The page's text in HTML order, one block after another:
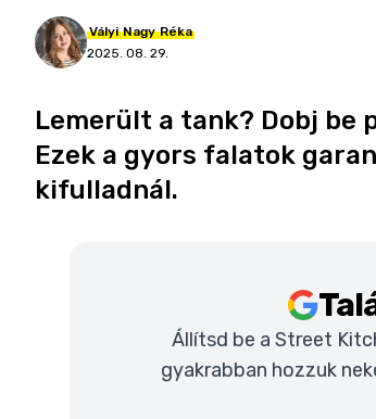
Vályi Nagy Réka
2025. 08. 29.
Lemerült a tank? Dobj be
Ezek a gyors falatok
kifulladnál.
Állítsd be a Street
gyakrabban hozzuk